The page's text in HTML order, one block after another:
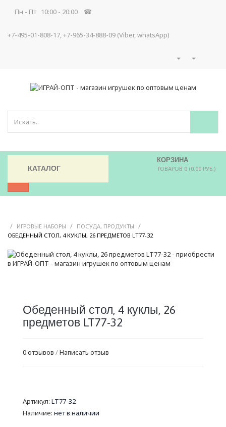
Пн - Пт 10:00 - 20:00 ☎
+7-495-01-808-17, +7-965-34-888-09 (Viber, whatsApp)
КОРЗИНА
ТОВАРОВ 0 (0.00 РУБ.)
КАТАЛОГ
/ ИГРОВЫЕ НАБОРЫ / ПОСУДА, ПРОДУКТЫ /
ОБЕДЕННЫЙ СТОЛ, 4 КУКЛЫ, 26 ПРЕДМЕТОВ LT77-32
Обеденный стол, 4 куклы, 26
предметов LT77-32
0 отзывов /Написать отзыв
Артикул: LT77-32
Наличие: нет в наличии